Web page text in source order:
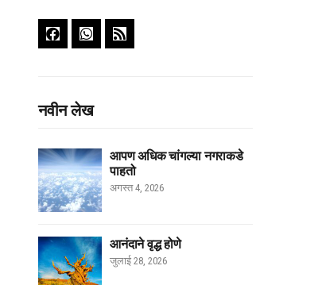
नवीन लेख
आपण अधिक चांगल्या नगराकडे
पाहतो
अगस्त 4, 2026
आनंदाने वृद्ध होणे
जुलाई 28, 2026